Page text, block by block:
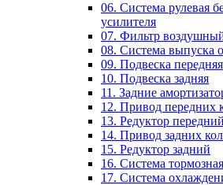
06. Система рулевая
усилителя
07. Фильтр
08. Система выпуска
09. Подвеска передняя
10. Подвеска задняя
11. Задние
12. Привод передних
13. Редуктор передний
14. Привод задних
15. Редуктор задний
16. Система тормозная
17. Система